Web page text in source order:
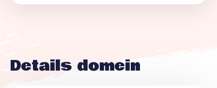
Details domein